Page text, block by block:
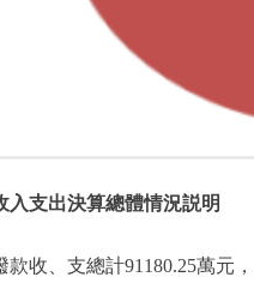
入支出決算總體情況説明
款收、支總計91180.25萬元